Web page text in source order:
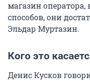
магазин
способов, они
Эльдар Муртазин.
Кого это
Денис Кусков